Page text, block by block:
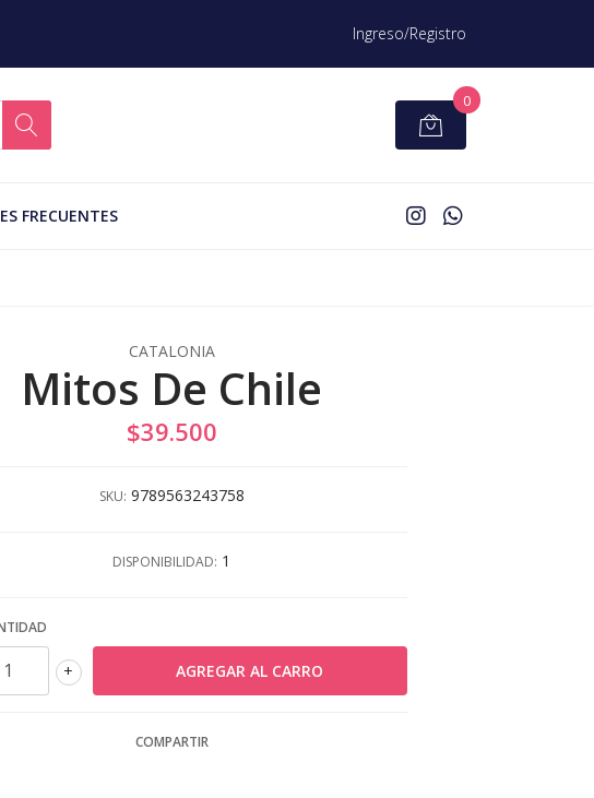
Ingreso/Registro
0
FRECUENTES
CATALONIA
Mitos De Chile
$39.500
SKU: 9789563243758
DISPONIBILIDAD: 1
+
COMPARTIR